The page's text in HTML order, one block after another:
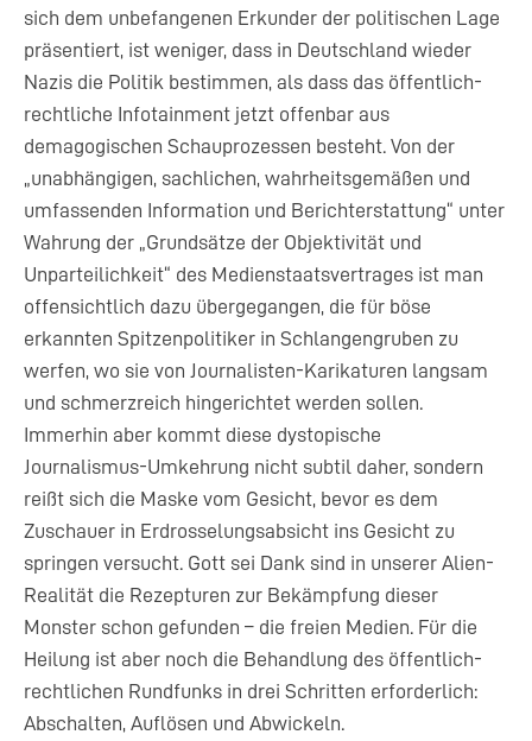
sich dem unbefangenen Erkunder der politischen Lage
präsentiert, ist weniger, dass in Deutschland wieder
Nazis die Politik bestimmen, als dass das öffentlich-
rechtliche Infotainment jetzt offenbar aus
demagogischen Schauprozessen besteht. Von der
„unabhängigen, sachlichen, wahrheitsgemäßen und
umfassenden Information und Berichterstattung“ unter
Wahrung der „Grundsätze der Objektivität und
Unparteilichkeit“ des Medienstaatsvertrages ist man
offensichtlich dazu übergegangen, die für böse
erkannten Spitzenpolitiker in Schlangengruben zu
werfen, wo sie von Journalisten-Karikaturen langsam
und schmerzreich hingerichtet werden sollen.
Immerhin aber kommt diese dystopische
Journalismus-Umkehrung nicht subtil daher, sondern
reißt sich die Maske vom Gesicht, bevor es dem
Zuschauer in Erdrosselungsabsicht ins Gesicht zu
springen versucht. Gott sei Dank sind in unserer Alien-
Realität die Rezepturen zur Bekämpfung dieser
Monster schon gefunden – die freien Medien. Für die
Heilung ist aber noch die Behandlung des öffentlich-
rechtlichen Rundfunks in drei Schritten erforderlich:
Abschalten, Auflösen und Abwickeln.